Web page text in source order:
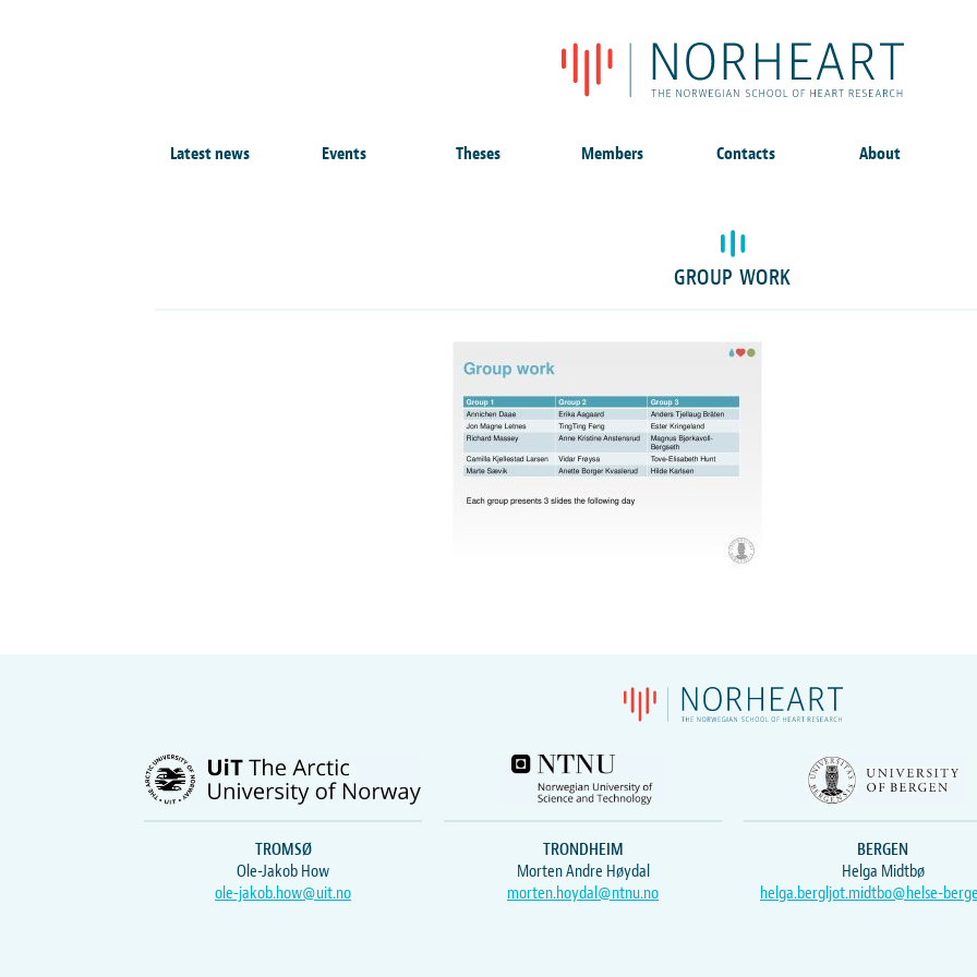
Latest news Events Theses Members Contacts About
GROUP WORK
TROMSØ
Ole-Jakob How
ole-jakob.how@uit.no
TRONDHEIM
Morten Andre Høydal
morten.hoydal@ntnu.no
BERGEN
Helga Midtbø
helga.bergljot.midtbo@helse-